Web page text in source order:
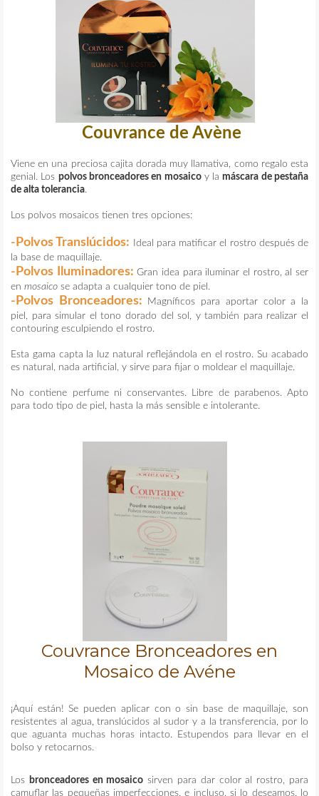
Couvrance de Avène
Viene en una preciosa cajita dorada muy llamativa, como regalo esta
genial. Los polvos bronceadores en mosaicoy lamáscara de pestaña
de alta tolerancia.
Los polvos mosaicos tienen tres opciones:
-Polvos Translúcidos:
Ideal para matificar el rostro después de
la base de maquillaje.
-Polvos Iluminadores: Gran idea para iluminar el rostro, al ser
en mosaico se adapta a cualquier tono de piel.
-Polvos Bronceadores: Magníficos para aportar color a la
piel, para simular el tono dorado del sol, y también para realizar el
contouring esculpiendo el rostro.
Esta gama capta la luz natural reflejándola en el rostro. Su acabado
es natural, nada artificial, y sirve para fijar o moldear el maquillaje.
No contiene perfume ni conservantes. Libre de parabenos. Apto
para todo tipo de piel, hasta la más sensible e intolerante.
Couvrance Bronceadores en
Mosaico de Avéne
¡Aquí están! Se pueden aplicar con o sin base de maquillaje, son
resistentes al agua, translúcidos al sudor y a la transferencia, por lo
que aguanta muchas horas intacto. Estupendos para llevar en el
bolso y retocarnos.
Los bronceadores en mosaico sirven para dar color al rostro, para
camuflar las pequeñas imperfecciones, e incluso, si lo deseamos, lo